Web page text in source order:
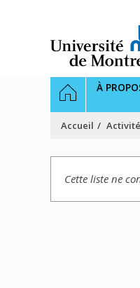
Navigation
principale
ACCUEIL
À
Accueil
Cette liste ne